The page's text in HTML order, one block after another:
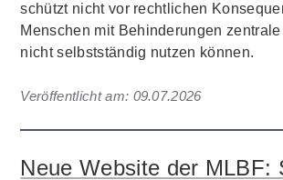
schützt nicht vor rechtlichen
Menschen mit Behinderungen
nicht selbstständig nutzen können.
Veröffentlicht am: 09.07.2026
Neue Website der MLBF: